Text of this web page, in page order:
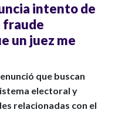
intento de
fraude
un juez me
que buscan
electoral y
relacionadas con el